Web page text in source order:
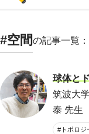
#空間の記事一覧
球体と
筑波大
泰 先生
#トポロジ